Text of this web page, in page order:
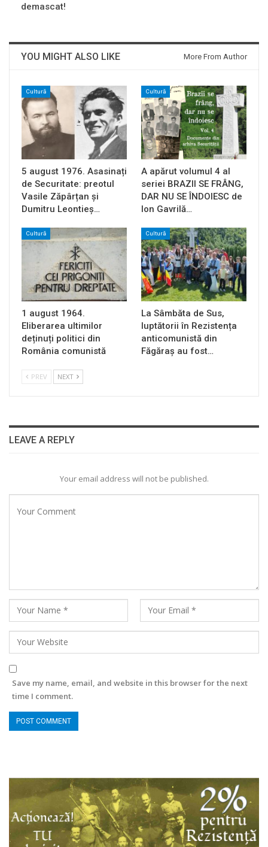
demascat!
YOU MIGHT ALSO LIKE More From Author
Cultură
5 august 1976. Asasinați
de Securitate: preotul
Vasile Zăpârțan și
Dumitru Leontieș…
Cultură
A apărut volumul 4 al
seriei BRAZII SE FRÂNG,
DAR NU SE ÎNDOIESC de
Ion Gavrilă…
Cultură
1 august 1964.
Eliberarea ultimilor
deținuți politici din
România comunistă
Cultură
La Sâmbăta de Sus,
luptătorii în Rezistența
anticomunistă din
Făgăraș au fost…
PREV NEXT
LEAVE A REPLY
Your email address will not be published.
Save my name, email, and website in this browser for the next
time I comment.